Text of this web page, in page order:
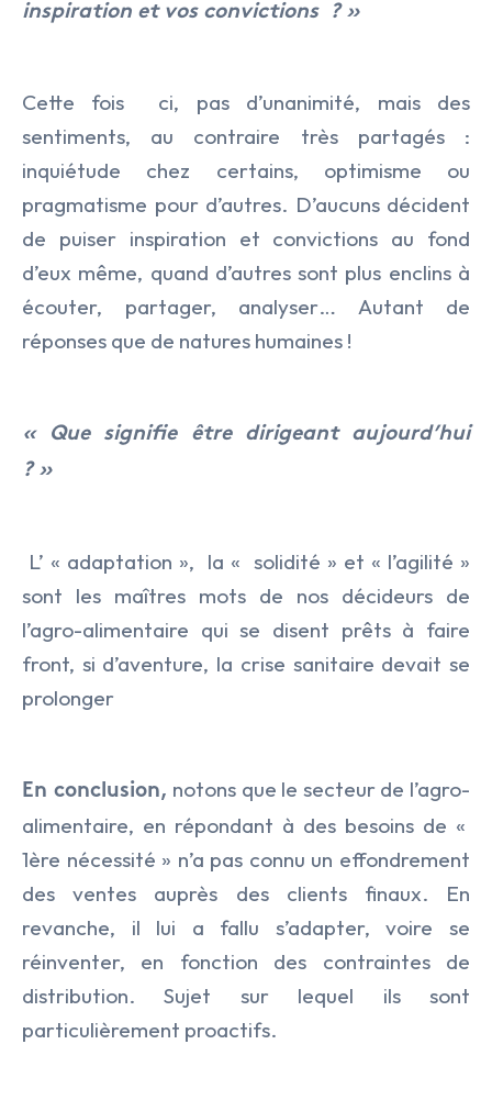
inspiration et vos convictions ? »
Cette fois
ci, pas d’unanimité, mais des
sentiments, au contraire très partagés :
inquiétude chez certains, optimisme ou
pragmatisme pour d’autres. D’aucuns décident
de puiser inspiration et convictions au fond
d’eux même, quand d’autres sont plus enclins à
écouter, partager, analyser… Autant de
réponses que de natures humaines !
« Que signifie être dirigeant aujourd’hui
? »
L’ « adaptation », la « solidité » et « l’agilité »
sont les maîtres mots de nos décideurs de
l’agro-alimentaire qui se disent prêts à faire
front, si d’aventure, la crise sanitaire devait se
prolonger
En conclusion, notons que le secteur de l’agro-
alimentaire, en répondant à des besoins de «
1ère nécessité » n’a pas connu un effondrement
des ventes auprès des clients finaux. En
revanche, il lui a fallu s’adapter, voire se
réinventer, en fonction des contraintes de
distribution. Sujet sur lequel ils sont
particulièrement proactifs.